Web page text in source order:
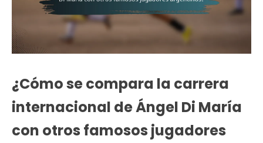
¿Cómo se compara la carrera
internacional de Ángel Di María
con otros famosos jugadores